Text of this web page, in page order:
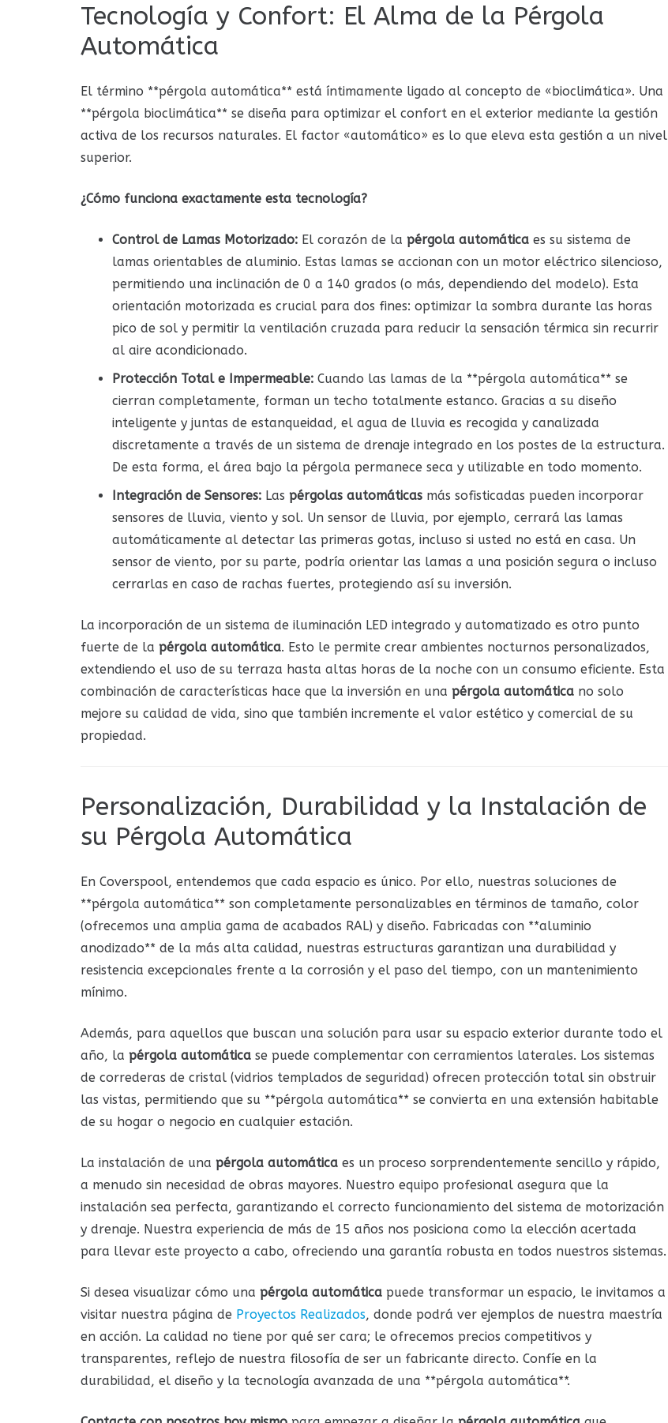
Tecnología y Confort: El Alma de la Pérgola
Automática
El término **pérgola automática** está íntimamente ligado al concepto de «bioclimática». Una
**pérgola bioclimática** se diseña para optimizar el confort en el exterior mediante la gestión
activa de los recursos naturales. El factor «automático» es lo que eleva esta gestión a un nivel
superior.
¿Cómo funciona exactamente esta tecnología?
Control de Lamas Motorizado: El corazón de la pérgola automática es su sistema de
lamas orientables de aluminio. Estas lamas se accionan con un motor eléctrico silencioso,
permitiendo una inclinación de 0 a 140 grados (o más, dependiendo del modelo). Esta
orientación motorizada es crucial para dos fines: optimizar la sombra durante las horas
pico de sol y permitir la ventilación cruzada para reducir la sensación térmica sin recurrir
al aire acondicionado.
Protección Total e Impermeable: Cuando las lamas de la **pérgola automática** se
cierran completamente, forman un techo totalmente estanco. Gracias a su diseño
inteligente y juntas de estanqueidad, el agua de lluvia es recogida y canalizada
discretamente a través de un sistema de drenaje integrado en los postes de la estructura.
De esta forma, el área bajo la pérgola permanece seca y utilizable en todo momento.
Integración de Sensores: Las pérgolas automáticas más sofisticadas pueden incorporar
sensores de lluvia, viento y sol. Un sensor de lluvia, por ejemplo, cerrará las lamas
automáticamente al detectar las primeras gotas, incluso si usted no está en casa. Un
sensor de viento, por su parte, podría orientar las lamas a una posición segura o incluso
cerrarlas en caso de rachas fuertes, protegiendo así su inversión.
La incorporación de un sistema de iluminación LED integrado y automatizado es otro punto
fuerte de la pérgola automática. Esto le permite crear ambientes nocturnos personalizados,
extendiendo el uso de su terraza hasta altas horas de la noche con un consumo eficiente. Esta
combinación de características hace que la inversión en una pérgola automática no solo
mejore su calidad de vida, sino que también incremente el valor estético y comercial de su
propiedad.
Personalización, Durabilidad y la Instalación de
su Pérgola Automática
En Coverspool, entendemos que cada espacio es único. Por ello, nuestras soluciones de
**pérgola automática** son completamente personalizables en términos de tamaño, color
(ofrecemos una amplia gama de acabados RAL) y diseño. Fabricadas con **aluminio
anodizado** de la más alta calidad, nuestras estructuras garantizan una durabilidad y
resistencia excepcionales frente a la corrosión y el paso del tiempo, con un mantenimiento
mínimo.
Además, para aquellos que buscan una solución para usar su espacio exterior durante todo el
año, la pérgola automática se puede complementar con cerramientos laterales. Los sistemas
de correderas de cristal (vidrios templados de seguridad) ofrecen protección total sin obstruir
las vistas, permitiendo que su **pérgola automática** se convierta en una extensión habitable
de su hogar o negocio en cualquier estación.
La instalación de una pérgola automática es un proceso sorprendentemente sencillo y rápido,
a menudo sin necesidad de obras mayores. Nuestro equipo profesional asegura que la
instalación sea perfecta, garantizando el correcto funcionamiento del sistema de motorización
y drenaje. Nuestra experiencia de más de 15 años nos posiciona como la elección acertada
para llevar este proyecto a cabo, ofreciendo una garantía robusta en todos nuestros sistemas.
Si desea visualizar cómo una pérgola automática puede transformar un espacio, le invitamos a
visitar nuestra página de Proyectos Realizados, donde podrá ver ejemplos de nuestra maestría
en acción. La calidad no tiene por qué ser cara; le ofrecemos precios competitivos y
transparentes, reflejo de nuestra filosofía de ser un fabricante directo. Confíe en la
durabilidad, el diseño y la tecnología avanzada de una **pérgola automática**.